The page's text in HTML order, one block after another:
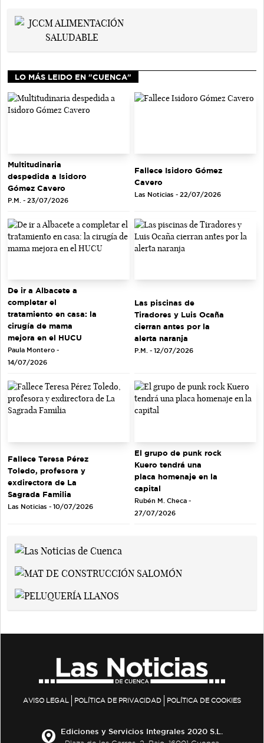
LO MÁS LEIDO EN "CUENCA"
Multitudinaria
despedida a Isidoro
Gómez Cavero
P.M. - 23/07/2026
Fallece Isidoro Gómez
Cavero
Las Noticias - 22/07/2026
De ir a Albacete a
completar el
tratamiento en casa: la
cirugía de mama
mejora en el HUCU
Paula Montero -
14/07/2026
Las piscinas de
Tiradores y Luis Ocaña
cierran antes por la
alerta naranja
P.M. - 12/07/2026
Fallece Teresa Pérez
Toledo, profesora y
exdirectora de La
Sagrada Familia
Las Noticias - 10/07/2026
El grupo de punk rock
Kuero tendrá una
placa homenaje en la
capital
Rubén M. Checa -
27/07/2026
AVISO LEGAL POLÍTICA DE PRIVACIDAD POLÍTICA DE COOKIES
Ediciones y Servicios Integrales 2020 S.L.